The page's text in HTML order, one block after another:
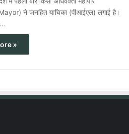
ने जनहित याचिका (पीआईएल) लगाई है।
»